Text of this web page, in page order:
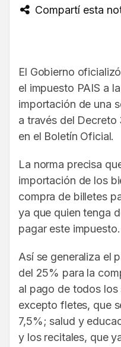
Compartí esta
El Gobierno
el impuesto PAIS a
importación de una
a través del
en el Boletín Oficial.
La norma precisa
importación de los
compra de billetes
ya que quien tenga
pagar este impuesto.
Así se generaliza el
del 25% para la
al pago de todos los
excepto fletes, que
7,5%; salud y
y los recitales, que